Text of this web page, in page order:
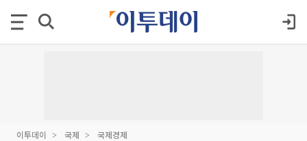
이투데이 국제 국제경제